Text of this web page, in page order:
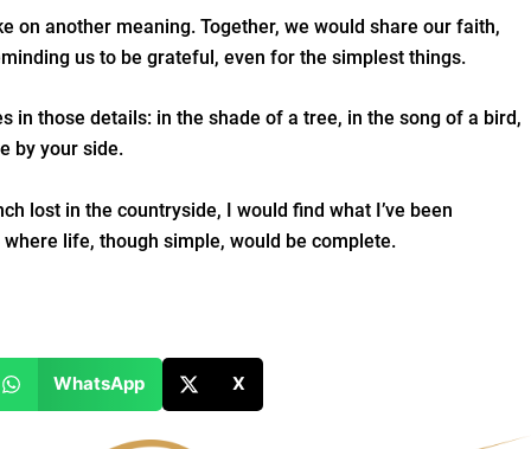
on another meaning. Together, we would share our faith,
us to be grateful, even for the simplest things.
in those details: in the shade of a tree, in the song of a bird,
by your side.
lost in the countryside, I would find what I’ve been
life, though simple, would be complete.
WhatsApp X